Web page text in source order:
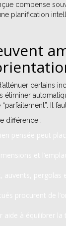
compense
planification
certains
éliminer
Il
différence :